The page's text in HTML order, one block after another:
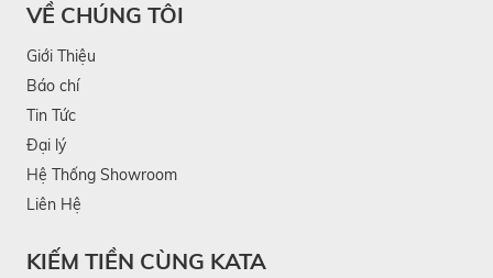
VỀ CHÚNG TÔI
Giới Thiệu
Báo chí
Tin Tức
Đại lý
Hệ Thống Showroom
Liên Hệ
KIẾM TIỀN CÙNG KATA